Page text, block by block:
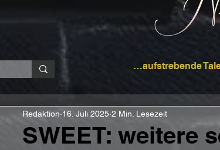
…aufstrebende
SWEET: weitere
Redaktion 16. Juli 2025 2 Min. Lesezeit